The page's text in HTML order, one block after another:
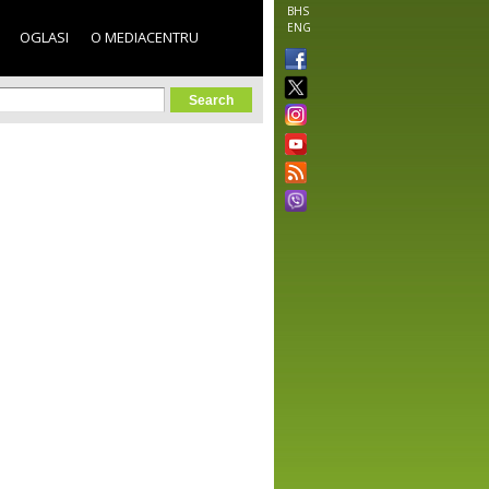
BHS
ENG
OGLASI O MEDIACENTRU